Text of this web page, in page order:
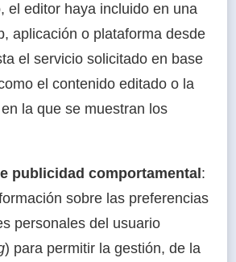
el editor haya incluido en una
aplicación o plataforma desde
el servicio solicitado en base
el contenido editado o la
la que se muestran los
publicidad comportamental :
sobre las preferencias
personales del usuario
) para permitir la gestión, de la